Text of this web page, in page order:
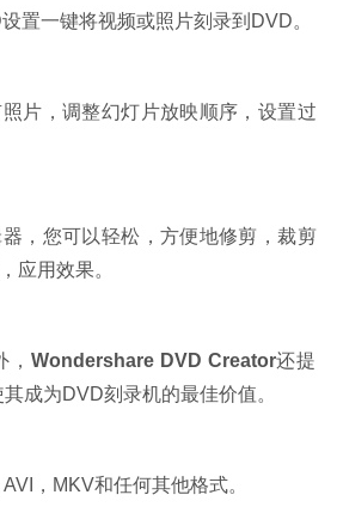
置一键将视频或照片刻录到DVD。
应用效果。
，Wondershare DVD Creator还提
成为DVD刻录机的最佳价值。
，MKV和任何其他格式。